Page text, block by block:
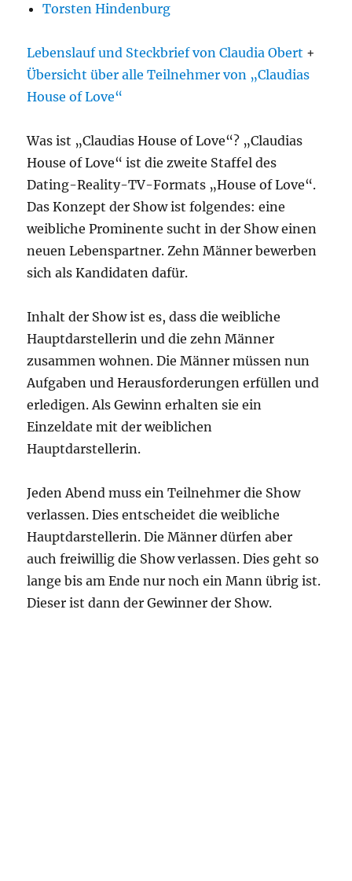
Torsten Hindenburg
Lebenslauf und Steckbrief von Claudia Obert +
Übersicht über alle Teilnehmer von „Claudias
House of Love“
Was ist „Claudias House of Love“? „Claudias
House of Love“ ist die zweite Staffel des
Dating-Reality-TV-Formats „House of Love“.
Das Konzept der Show ist folgendes: eine
weibliche Prominente sucht in der Show einen
neuen Lebenspartner. Zehn Männer bewerben
sich als Kandidaten dafür.
Inhalt der Show ist es, dass die weibliche
Hauptdarstellerin und die zehn Männer
zusammen wohnen. Die Männer müssen nun
Aufgaben und Herausforderungen erfüllen und
erledigen. Als Gewinn erhalten sie ein
Einzeldate mit der weiblichen
Hauptdarstellerin.
Jeden Abend muss ein Teilnehmer die Show
verlassen. Dies entscheidet die weibliche
Hauptdarstellerin. Die Männer dürfen aber
auch freiwillig die Show verlassen. Dies geht so
lange bis am Ende nur noch ein Mann übrig ist.
Dieser ist dann der Gewinner der Show.